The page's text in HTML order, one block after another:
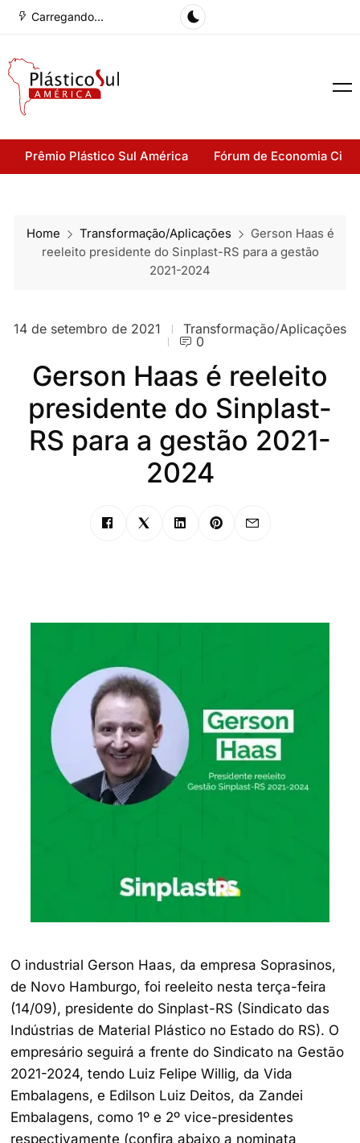
Carregando...
Prêmio Plástico Sul América Fórum de Economia
Home Transformação/Aplicações
Gerson Haas é
reeleito presidente do Sinplast-RS para a gestão
2021-2024
14 de setembro de 2021
Transformação/Aplicações
0
Gerson Haas é reeleito
presidente do Sinplast-
RS para a gestão 2021-
2024
O industrial Gerson Haas, da empresa Soprasinos,
de Novo Hamburgo, foi reeleito nesta terça-feira
(14/09), presidente do Sinplast-RS (Sindicato das
Indústrias de Material Plástico no Estado do RS). O
empresário seguirá a frente do Sindicato na Gestão
2021-2024, tendo Luiz Felipe Willig, da Vida
Embalagens, e Edilson Luiz Deitos, da Zandei
Embalagens, como 1º e 2º vice-presidentes
respectivamente (confira abaixo a nominata